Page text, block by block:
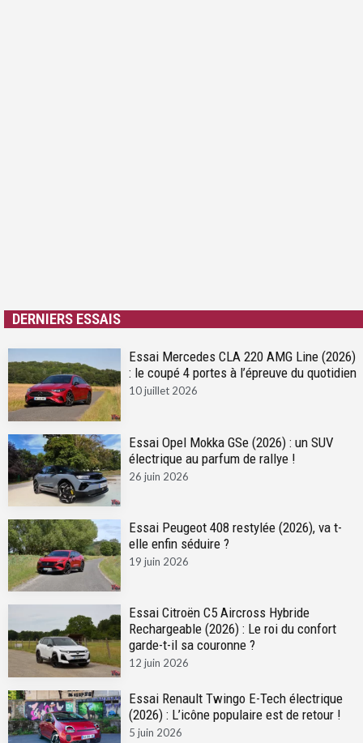
DERNIERS ESSAIS
Essai Mercedes CLA 220 AMG Line (2026)
: le coupé 4 portes à l’épreuve du quotidien
10 juillet 2026
Essai Opel Mokka GSe (2026) : un SUV
électrique au parfum de rallye !
26 juin 2026
Essai Peugeot 408 restylée (2026), va t-
elle enfin séduire ?
19 juin 2026
Essai Citroën C5 Aircross Hybride
Rechargeable (2026) : Le roi du confort
garde-t-il sa couronne ?
12 juin 2026
Essai Renault Twingo E-Tech électrique
(2026) : L’icône populaire est de retour !
5 juin 2026